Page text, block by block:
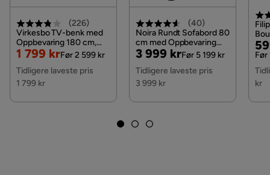
Materiale overmadrass
(226)
Virkesbo TV-benk med
Oppbevaring 180 cm,
Valnøtt / Brun / Rustikk
Nedsatt
Pris
1 799 kr
Original
Pris
Før 2 599 kr
Tidligere laveste pris
1 799 kr
(40)
Noira Rundt Sofabord 80
cm med Oppbevaring
Skuff, Valnøtt / Brunt Tre
Pris
3 999 kr
Original
Pris
Før 5 199 kr
Tidligere laveste pris
3 999 kr
Før
kr